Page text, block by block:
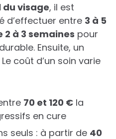
visage, il est
d’effectuer entre 3 à 5
2 à 3 semaines pour
Ensuite, un
coût d’un soin varie
70 et 120 € la
en cure
seuls : à partir de 40